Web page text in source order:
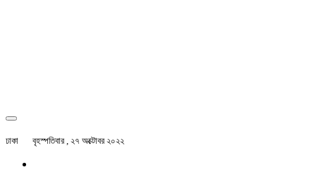
ঢাকা বৃহস্পতিবার , ২৭ অক্টোবর ২০২২